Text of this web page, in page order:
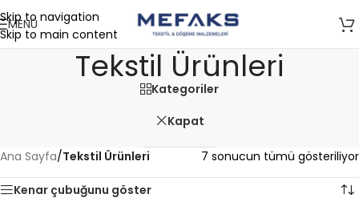
Skip to navigation
Skip to main content
MENÜ
Tekstil Ürünleri
Kategoriler
Kapat
Ana Sayfa/Tekstil Ürünleri 7 sonucun tümü gösteriliyor
Kenar çubuğunu göster